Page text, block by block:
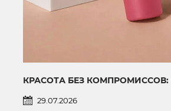
29.07.2026